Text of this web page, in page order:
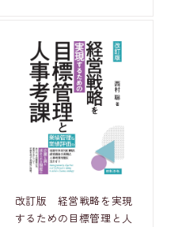
改訂版 経営戦略を実現
するための目標管理と人